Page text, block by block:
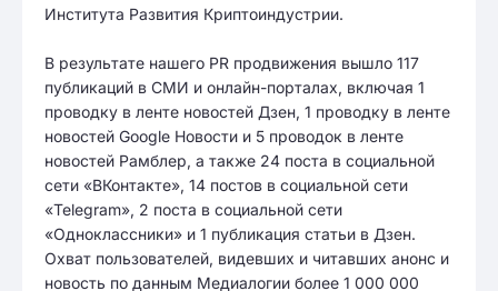
Института Развития Криптоиндустрии.
В результате нашего PR продвижения вышло 117
публикаций в СМИ и онлайн-порталах, включая 1
проводку в ленте новостей Дзен, 1 проводку в ленте
новостей Google Новости и 5 проводок в ленте
новостей Рамблер, а также 24 поста в социальной
сети «ВКонтакте», 14 постов в социальной сети
«Telegram», 2 поста в социальной сети
«Одноклассники» и 1 публикация статьи в Дзен.
Охват пользователей, видевших и читавших анонс и
новость по данным Медиалогии более 1 000 000